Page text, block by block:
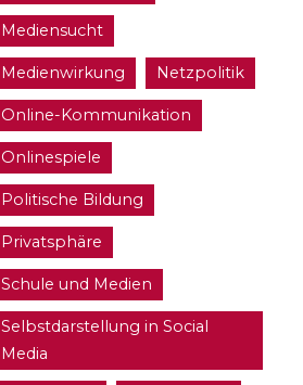
Mediensucht
Medienwirkung Netzpolitik
Online-Kommunikation
Onlinespiele
Politische Bildung
Privatsphäre
Schule und Medien
Selbstdarstellung in Social
Media